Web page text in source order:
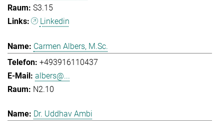
S3.15
Linkedin
Carmen Albers, M.Sc.
+493916110437
albers@...
N2.10
Dr. Uddhav Ambi